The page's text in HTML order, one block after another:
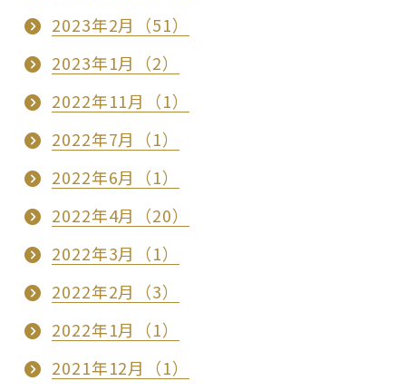
2023年2月（51）
2023年1月（2）
2022年11月（1）
2022年7月（1）
2022年6月（1）
2022年4月（20）
2022年3月（1）
2022年2月（3）
2022年1月（1）
2021年12月（1）